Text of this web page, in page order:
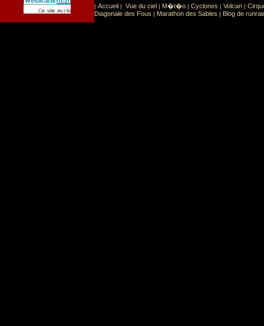
Ce site est list� dans la cat�gorie Sport Sports extr�mes
| Accueil | Vue du ciel | M�t�o | Cyclones | Volcan |
Diagonale des Fous | Marathon des Sables | Blog de